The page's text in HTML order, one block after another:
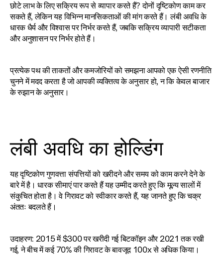
छोटे लाभ के लिए सक्रिय रूप से व्यापार करते हैं? दोनों दृष्टिकोण काम कर
सकते हैं, लेकिन यह विभिन्न मानसिकताओं की मांग करते हैं। लंबी अवधि के
धारक धैर्य और विश्वास पर निर्भर करते हैं, जबकि सक्रिय व्यापारी सटीकता
और अनुशासन पर निर्भर होते हैं।
प्रत्येक पथ की ताकतों और कमजोरियों को समझना आपको एक ऐसी रणनीति
चुनने में मदद करता है जो आपकी व्यक्तित्व के अनुसार हो, न कि केवल बाजार
के रुझान के अनुसार।
लंबी अवधि का होल्डिंग
यह दृष्टिकोण गुणवत्ता संपत्तियों को खरीदने और समय को काम करने देने के
बारे में है। धारक सीमाएं पार करते हैं यह उम्मीद करते हुए कि मूल्य सालों में
संकुचित होता है। वे गिरावट को स्वीकार करते हैं, यह जानते हुए कि चक्र
अंततः बदलते हैं।
उदाहरण: 2015 में $300 पर खरीदी गई बिटकॉइन और 2021 तक रखी
गई, ने बीच में कई 70% की गिरावट के बावजूद 100x से अधिक किया।